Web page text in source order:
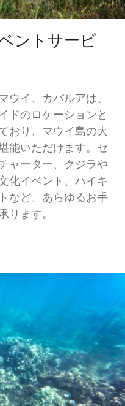
ントサービ
ウイ、カパルアは、
ドのロケーションと
おり、マウイ島の大
能いただけます。セ
ャーター、クジラや
化イベント、ハイキ
など、あらゆるお手
ります。